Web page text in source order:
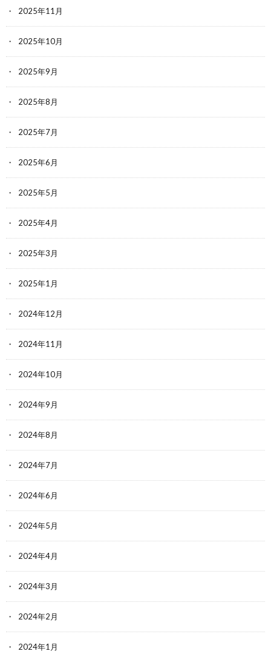
2025年11月
2025年10月
2025年9月
2025年8月
2025年7月
2025年6月
2025年5月
2025年4月
2025年3月
2025年1月
2024年12月
2024年11月
2024年10月
2024年9月
2024年8月
2024年7月
2024年6月
2024年5月
2024年4月
2024年3月
2024年2月
2024年1月